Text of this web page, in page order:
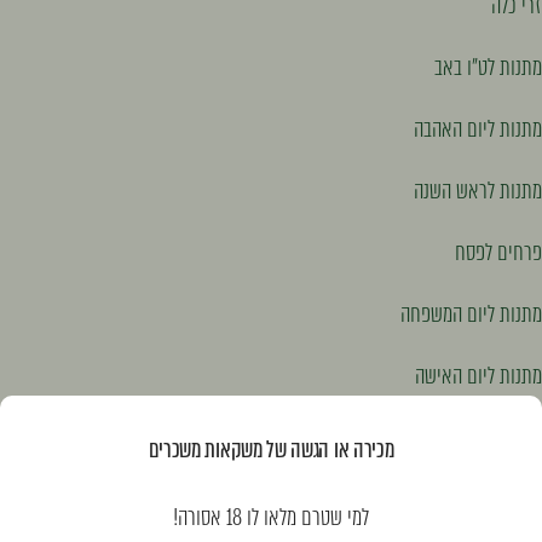
מכירה או הגשה של משקאות משכרים
למי שטרם מלאו לו 18 אסורה!
מתנות לט"ו באב
מתנות ליום האהבה
מתנות לראש השנה
פרחים לפסח
מתנות ליום המשפחה
מתנות ליום האישה